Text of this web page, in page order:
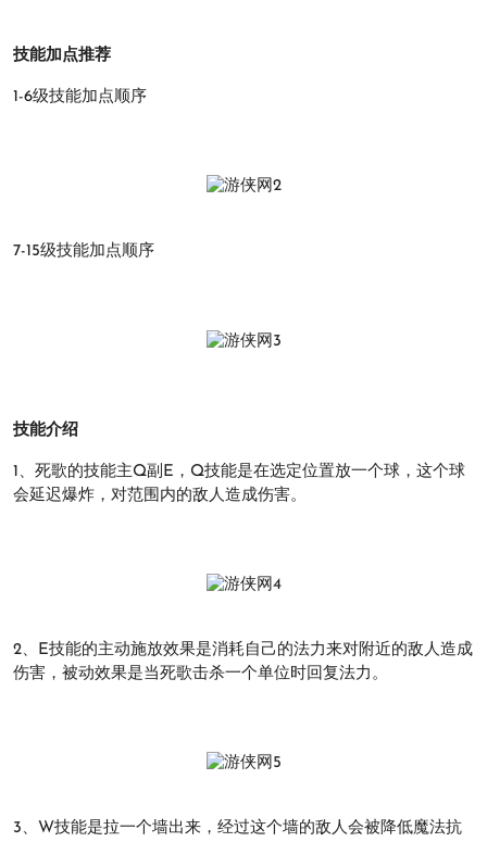
技能加点推荐
1-6级技能加点顺序
7-15级技能加点顺序
技能介绍
1、死歌的技能主Q副E，Q技能是在选定位置放一个球，这个球
会延迟爆炸，对范围内的敌人造成伤害。
2、E技能的主动施放效果是消耗自己的法力来对附近的敌人造成
伤害，被动效果是当死歌击杀一个单位时回复法力。
3、W技能是拉一个墙出来，经过这个墙的敌人会被降低魔法抗